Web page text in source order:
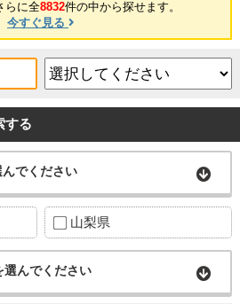
らに全8832件の中から探せます。
今すぐ見る
する
でください
山梨県
選んでください